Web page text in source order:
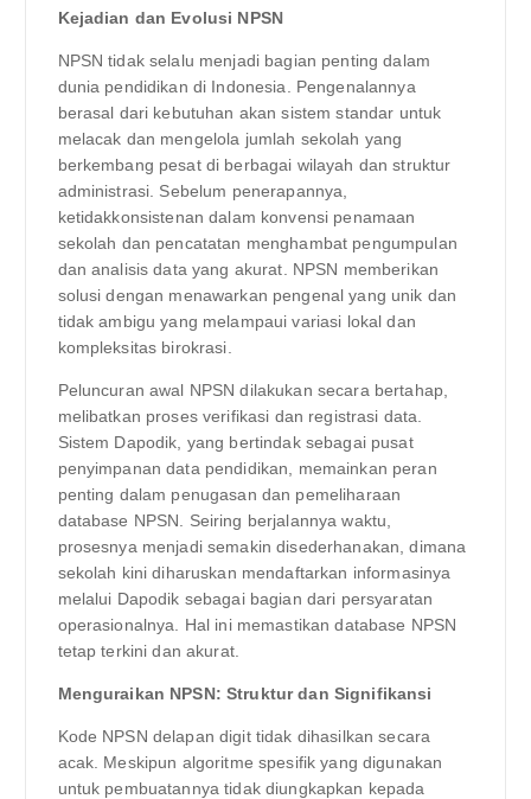
Kejadian dan Evolusi NPSN
NPSN tidak selalu menjadi bagian penting dalam
dunia pendidikan di Indonesia. Pengenalannya
berasal dari kebutuhan akan sistem standar untuk
melacak dan mengelola jumlah sekolah yang
berkembang pesat di berbagai wilayah dan struktur
administrasi. Sebelum penerapannya,
ketidakkonsistenan dalam konvensi penamaan
sekolah dan pencatatan menghambat pengumpulan
dan analisis data yang akurat. NPSN memberikan
solusi dengan menawarkan pengenal yang unik dan
tidak ambigu yang melampaui variasi lokal dan
kompleksitas birokrasi.
Peluncuran awal NPSN dilakukan secara bertahap,
melibatkan proses verifikasi dan registrasi data.
Sistem Dapodik, yang bertindak sebagai pusat
penyimpanan data pendidikan, memainkan peran
penting dalam penugasan dan pemeliharaan
database NPSN. Seiring berjalannya waktu,
prosesnya menjadi semakin disederhanakan, dimana
sekolah kini diharuskan mendaftarkan informasinya
melalui Dapodik sebagai bagian dari persyaratan
operasionalnya. Hal ini memastikan database NPSN
tetap terkini dan akurat.
Menguraikan NPSN: Struktur dan Signifikansi
Kode NPSN delapan digit tidak dihasilkan secara
acak. Meskipun algoritme spesifik yang digunakan
untuk pembuatannya tidak diungkapkan kepada